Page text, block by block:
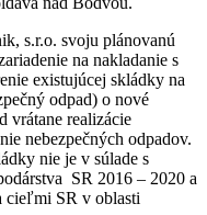
s.r.o. svoju plánovanú
na nakladanie s
existujúcej skládky na
odpad) o nové
vrátane realizácie
nebezpečných odpadov.
nie je v súlade s
SR 2016 – 2020 a
cieľmi SR v oblasti